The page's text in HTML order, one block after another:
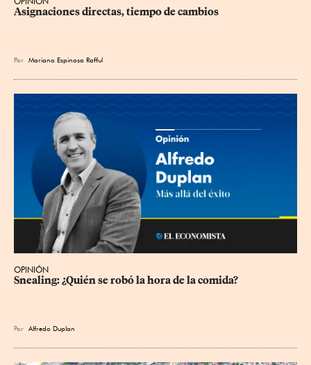
Asignaciones directas, tiempo de cambios
Por Mariano Espinosa Rafful
OPINIÓN
Snealing: ¿Quién se robó la hora de la comida?
Por Alfredo Duplan